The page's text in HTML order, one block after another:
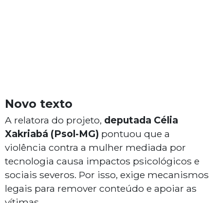
Novo texto
A relatora do projeto, deputada Célia
Xakriabá (Psol-MG) pontuou que a
violência contra a mulher mediada por
tecnologia causa impactos psicológicos e
sociais severos. Por isso, exige mecanismos
legais para remover conteúdo e apoiar as